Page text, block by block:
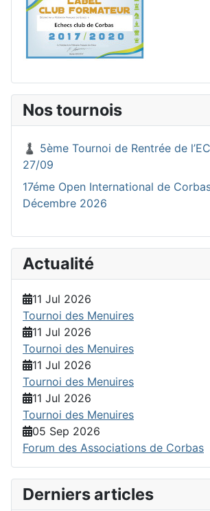
Nos tournois
♟️ 5ème Tournoi de Rentrée de
27/09
17éme Open International de
Décembre 2026
Actualité
11 Jul 2026
Tournoi des Menuires
11 Jul 2026
Tournoi des Menuires
11 Jul 2026
Tournoi des Menuires
11 Jul 2026
Tournoi des Menuires
05 Sep 2026
Forum des Associations de Corbas
Derniers articles